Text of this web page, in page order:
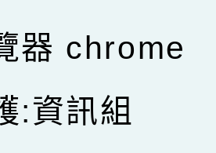
器 chrome
:資訊組